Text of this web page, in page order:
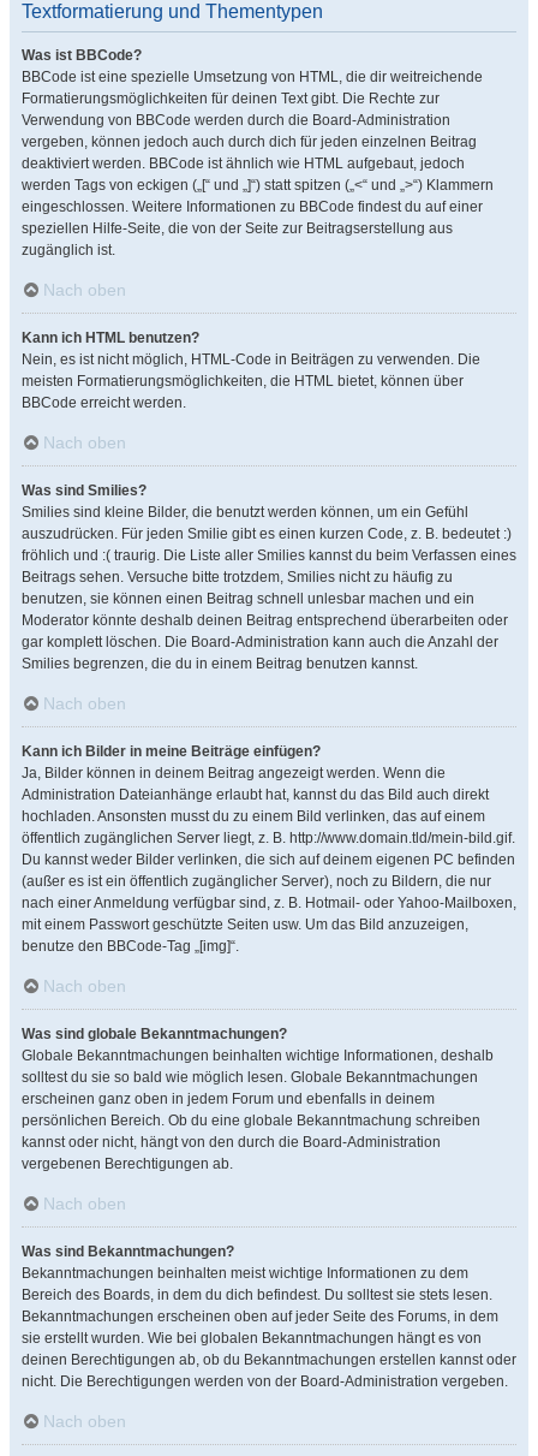
Textformatierung und Thementypen
Was ist BBCode?
BBCode ist eine spezielle Umsetzung von HTML, die dir weitreichende
Formatierungsmöglichkeiten für deinen Text gibt. Die Rechte zur
Verwendung von BBCode werden durch die Board-Administration
vergeben, können jedoch auch durch dich für jeden einzelnen Beitrag
deaktiviert werden. BBCode ist ähnlich wie HTML aufgebaut, jedoch
werden Tags von eckigen („[“ und „]“) statt spitzen („<“ und „>“) Klammern
eingeschlossen. Weitere Informationen zu BBCode findest du auf einer
speziellen Hilfe-Seite, die von der Seite zur Beitragserstellung aus
zugänglich ist.
Nach oben
Kann ich HTML benutzen?
Nein, es ist nicht möglich, HTML-Code in Beiträgen zu verwenden. Die
meisten Formatierungsmöglichkeiten, die HTML bietet, können über
BBCode erreicht werden.
Nach oben
Was sind Smilies?
Smilies sind kleine Bilder, die benutzt werden können, um ein Gefühl
auszudrücken. Für jeden Smilie gibt es einen kurzen Code, z. B. bedeutet :)
fröhlich und :( traurig. Die Liste aller Smilies kannst du beim Verfassen eines
Beitrags sehen. Versuche bitte trotzdem, Smilies nicht zu häufig zu
benutzen, sie können einen Beitrag schnell unlesbar machen und ein
Moderator könnte deshalb deinen Beitrag entsprechend überarbeiten oder
gar komplett löschen. Die Board-Administration kann auch die Anzahl der
Smilies begrenzen, die du in einem Beitrag benutzen kannst.
Nach oben
Kann ich Bilder in meine Beiträge einfügen?
Ja, Bilder können in deinem Beitrag angezeigt werden. Wenn die
Administration Dateianhänge erlaubt hat, kannst du das Bild auch direkt
hochladen. Ansonsten musst du zu einem Bild verlinken, das auf einem
öffentlich zugänglichen Server liegt, z. B. http://www.domain.tld/mein-bild.gif.
Du kannst weder Bilder verlinken, die sich auf deinem eigenen PC befinden
(außer es ist ein öffentlich zugänglicher Server), noch zu Bildern, die nur
nach einer Anmeldung verfügbar sind, z. B. Hotmail- oder Yahoo-Mailboxen,
mit einem Passwort geschützte Seiten usw. Um das Bild anzuzeigen,
benutze den BBCode-Tag „[img]“.
Nach oben
Was sind globale Bekanntmachungen?
Globale Bekanntmachungen beinhalten wichtige Informationen, deshalb
solltest du sie so bald wie möglich lesen. Globale Bekanntmachungen
erscheinen ganz oben in jedem Forum und ebenfalls in deinem
persönlichen Bereich. Ob du eine globale Bekanntmachung schreiben
kannst oder nicht, hängt von den durch die Board-Administration
vergebenen Berechtigungen ab.
Nach oben
Was sind Bekanntmachungen?
Bekanntmachungen beinhalten meist wichtige Informationen zu dem
Bereich des Boards, in dem du dich befindest. Du solltest sie stets lesen.
Bekanntmachungen erscheinen oben auf jeder Seite des Forums, in dem
sie erstellt wurden. Wie bei globalen Bekanntmachungen hängt es von
deinen Berechtigungen ab, ob du Bekanntmachungen erstellen kannst oder
nicht. Die Berechtigungen werden von der Board-Administration vergeben.
Nach oben